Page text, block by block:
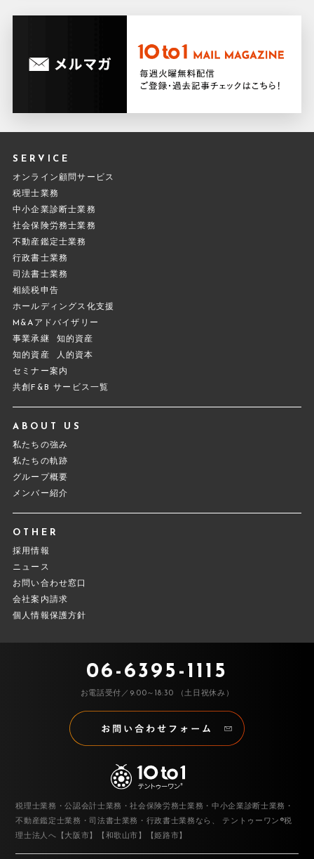
SERVICE
オンライン顧問サービス
税理士業務
中小企業診断士業務
社会保険労務士業務
不動産鑑定士業務
行政書士業務
司法書士業務
相続税申告
ホールディングス化支援
M&Aアドバイザリー
事業承継
知的資産
知的資産
人的資本
セミナー案内
共創F&B サービス一覧
ABOUT US
私たちの強み
私たちの軌跡
グループ概要
メンバー紹介
OTHER
採用情報
ニュース
お問い合わせ窓口
会社案内請求
個人情報保護方針
06-6395-1115
お電話受付／9:00～18:30 （土日祝休み）
税理士業務・公認会計士業務・社会保険労務士業務・中小企業診断士業務・
不動産鑑定士業務・司法書士業務・行政書士業務なら、
テントゥーワン®税
理士法人へ【大阪市】【和歌山市】【姫路市】